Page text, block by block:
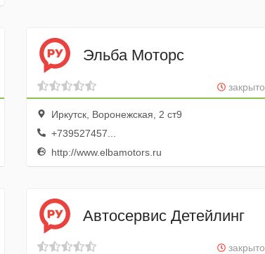
Эльба Моторс
закрыто
Иркутск, Воронежская, 2 ст9
+739527457...
http://www.elbamotors.ru
Автосервис Детейлинг
закрыто